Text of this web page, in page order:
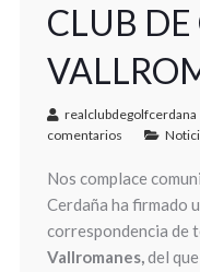
CLUB DE
realclubdegolfcerdana
comentarios
Nos complace
Cerdaña ha firmado
correspondencia de
Vallromanes,del